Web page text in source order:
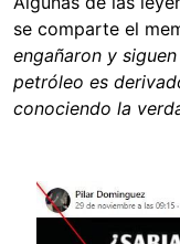
se comparte el
engañaron y
petróleo es
conociendo la
Image